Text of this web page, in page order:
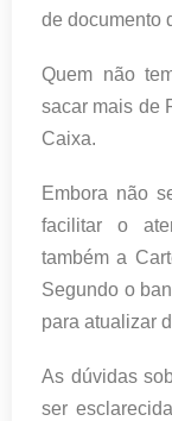
de documento
Quem não
sacar mais de
Caixa.
Embora não
facilitar o
também a
Segundo o
para atualizar
As dúvidas
ser